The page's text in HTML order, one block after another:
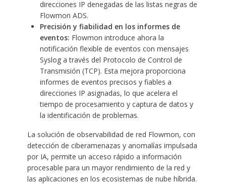
direcciones IP denegadas de las listas negras de
Flowmon ADS.
Precisión y fiabilidad en los informes de
eventos: Flowmon introduce ahora la
notificación flexible de eventos con mensajes
Syslog a través del Protocolo de Control de
Transmisión (TCP). Esta mejora proporciona
informes de eventos precisos y fiables a
direcciones IP asignadas, lo que acelera el
tiempo de procesamiento y captura de datos y
la identificación de problemas.
La solución de observabilidad de red Flowmon, con
detección de ciberamenazas y anomalías impulsada
por IA, permite un acceso rápido a información
procesable para un mayor rendimiento de la red y
las aplicaciones en los ecosistemas de nube híbrida.